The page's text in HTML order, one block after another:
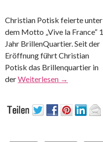
Christian Potisk feierte unter
dem Motto „Vive la France“ 1
Jahr BrillenQuartier. Seit der
Eröffnung führt Christian
Potisk das Brillenquartier in
derWeiterlesen →